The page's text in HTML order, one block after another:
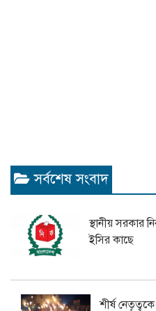
সর্বশেষ সংবাদ
স্থানীয় সরকার
ইসির কাছে
শীর্ষ